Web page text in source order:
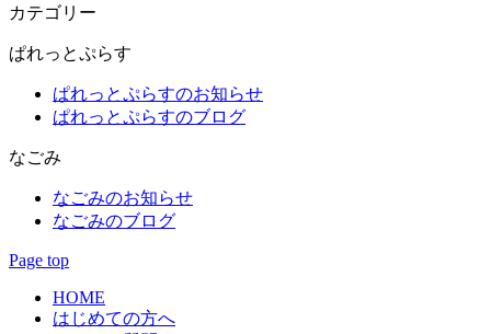
カテゴリー
ぱれっとぷらす
ぱれっとぷらすのお知らせ
ぱれっとぷらすのブログ
なごみ
なごみのお知らせ
なごみのブログ
Page top
HOME
はじめての方へ